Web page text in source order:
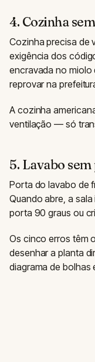
4. Cozinha
Cozinha precisa de
exigência dos
encravada no miolo
reprovar na
A cozinha
ventilação — só
5. Lavabo
Porta do lavabo de
Quando abre, a
porta 90 graus ou
Os cinco erros têm
desenhar a planta
diagrama de bolhas